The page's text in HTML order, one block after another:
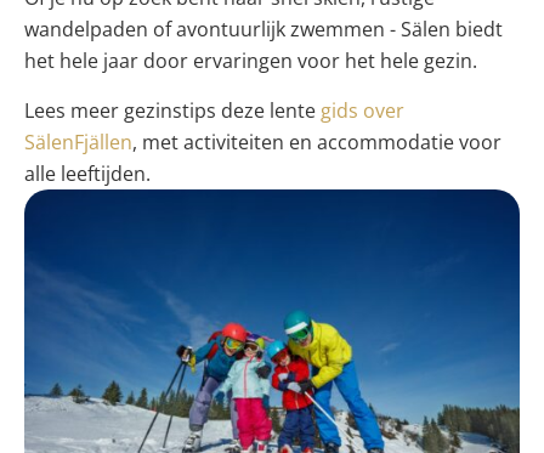
wandelpaden of avontuurlijk zwemmen - Sälen biedt
het hele jaar door ervaringen voor het hele gezin.
Lees meer gezinstips deze lente gids over
SälenFjällen, met activiteiten en accommodatie voor
alle leeftijden.